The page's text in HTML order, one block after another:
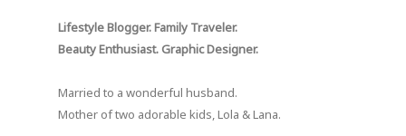
Lifestyle Blogger. Family Traveler.
Beauty Enthusiast. Graphic Designer.
Married to a wonderful husband.
Mother of two adorable kids, Lola & Lana.